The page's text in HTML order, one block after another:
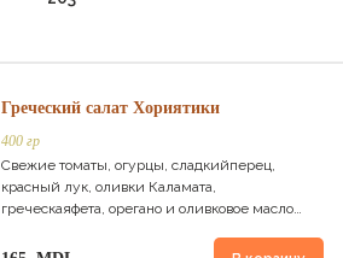
Греческий салат Хориятики
400 гр
Свежие томаты, огурцы, сладкийперец,
красный лук, оливки Каламата,
греческаяфета, орегано и оливковое масло